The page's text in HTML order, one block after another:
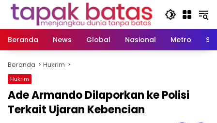
Langsung
Beranda
News Global Nasional Metro
Beranda Hukrim
Hukrim
Ade Armando Dilaporkan ke Polisi
Terkait Ujaran Kebencian